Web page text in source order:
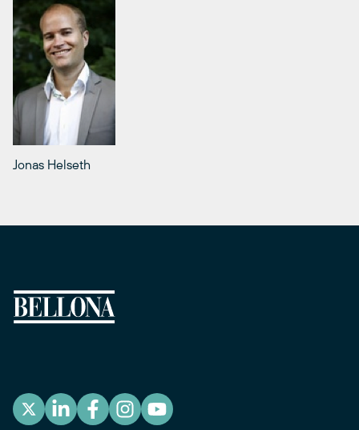
Jonas Helseth